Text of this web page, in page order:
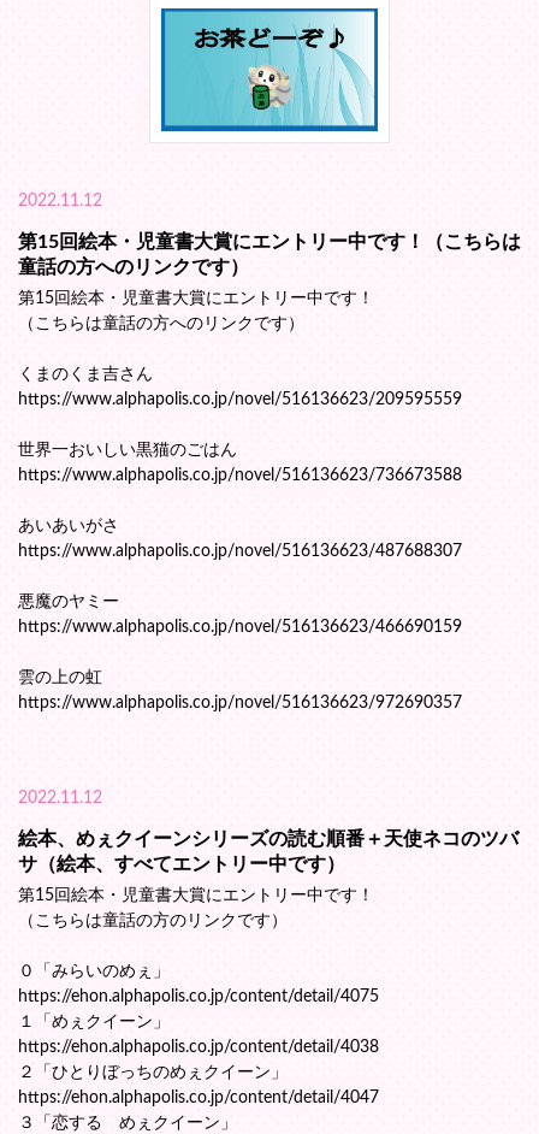
2022.11.12
第15回絵本・児童書大賞にエントリー中です！（こちらは
童話の方へのリンクです）
第15回絵本・児童書大賞にエントリー中です！
（こちらは童話の方へのリンクです）
くまのくま吉さん
https://www.alphapolis.co.jp/novel/516136623/209595559
世界一おいしい黒猫のごはん
https://www.alphapolis.co.jp/novel/516136623/736673588
あいあいがさ
https://www.alphapolis.co.jp/novel/516136623/487688307
悪魔のヤミー
https://www.alphapolis.co.jp/novel/516136623/466690159
雲の上の虹
https://www.alphapolis.co.jp/novel/516136623/972690357
2022.11.12
絵本、めぇクイーンシリーズの読む順番＋天使ネコのツバ
サ（絵本、すべてエントリー中です）
第15回絵本・児童書大賞にエントリー中です！
（こちらは童話の方のリンクです）
０「みらいのめぇ」
https://ehon.alphapolis.co.jp/content/detail/4075
１「めぇクイーン」
https://ehon.alphapolis.co.jp/content/detail/4038
２「ひとりぼっちのめぇクイーン」
https://ehon.alphapolis.co.jp/content/detail/4047
３「恋する めぇクイーン」